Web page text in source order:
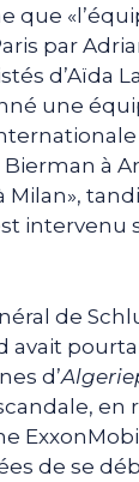
que
par
d’Aïda
une
Bierman à
Milan»,
intervenu
de
avait
d’
en
de se